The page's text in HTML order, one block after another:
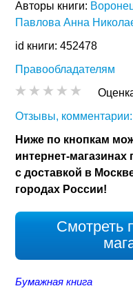
Авторы книги:
Павлова Анна
id книги: 452478
Правообладателям
Отзывы,
Ниже по кнопкам
интернет-
с доставкой в
городах России!
Смотреть
Бумажная книга